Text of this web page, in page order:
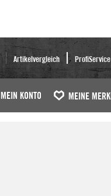
Artikelvergleich ProfiService
MEIN KONTO MEINE